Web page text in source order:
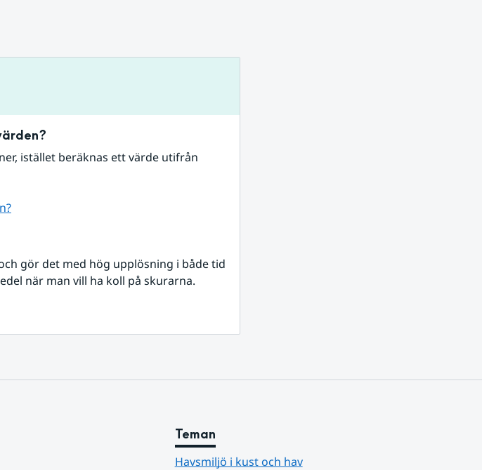
istället beräknas ett värde utifrån
gör det med hög upplösning i både tid
när man vill ha koll på skurarna.
Teman
Havsmiljö i kust och hav